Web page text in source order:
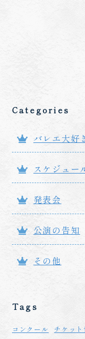
Categories
バレエ大好
スケジュー
発表会
公演の告知
その他
Tags
コンクール チケット